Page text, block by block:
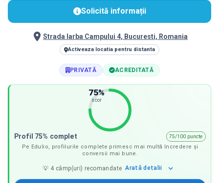
Solicită informații
Strada Iarba Campului 4, Bucuresti, Romania
Activeaza locatia pentru distanta
PRIVATĂ ACREDITATĂ
75%
scor
Profil 75% complet
75/100 puncte
Pe Edulio, profilurile complete primesc mai multă încredere și
conversii mai bune.
💡 4 câmp(uri) recomandate Arată detalii